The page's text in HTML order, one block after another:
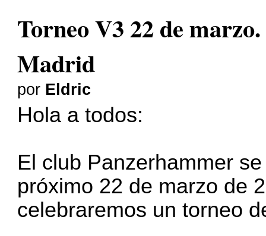
Torneo V3 22 de
Madrid
por Eldric
Hola a todos:
El club Panzerhammer
próximo 22 de marzo de
celebraremos un torneo